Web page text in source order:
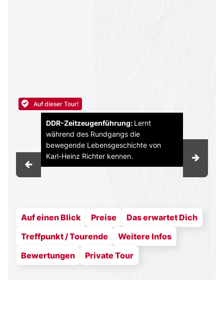
Auf einen Blick Preise
Das erwartet Dich
Treffpunkt / Tourende
Weitere Infos
Bewertungen
Private Tour
Die Tour auf einen Blick
Erlebt DDR-Geschichte hautnah erzählt von
dem Zeitzeugen Karl-Heinz Richter.